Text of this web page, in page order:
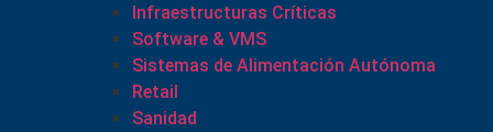
Infraestructuras Críticas
Software & VMS
Sistemas de Alimentación Autónoma
Retail
Sanidad